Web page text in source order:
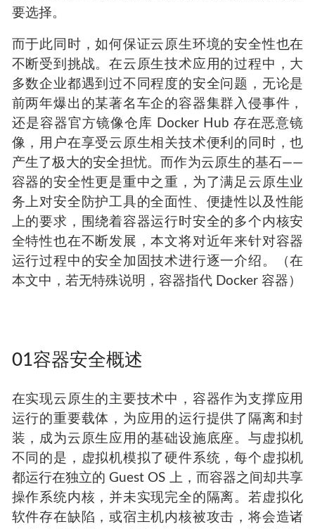
要选择。
而于此同时，如何保证云原生环境的安全性也在
不断受到挑战。在云原生技术应用的过程中，大
多数企业都遇到过不同程度的安全问题，无论是
前两年爆出的某著名车企的容器集群入侵事件，
还是容器官方镜像仓库 Docker Hub 存在恶意镜
像，用户在享受云原生相关技术便利的同时，也
产生了极大的安全担忧。而作为云原生的基石——
容器的安全性更是重中之重，为了满足云原生业
务上对安全防护工具的全面性、便捷性以及性能
上的要求，围绕着容器运行时安全的多个内核安
全特性也在不断发展，本文将对近年来针对容器
运行过程中的安全加固技术进行逐一介绍。（在
本文中，若无特殊说明，容器指代 Docker 容器）
01容器安全概述
在实现云原生的主要技术中，容器作为支撑应用
运行的重要载体，为应用的运行提供了隔离和封
装，成为云原生应用的基础设施底座。与虚拟机
不同的是，虚拟机模拟了硬件系统，每个虚拟机
都运行在独立的 Guest OS 上，而容器之间却共享
操作系统内核，并未实现完全的隔离。若虚拟化
软件存在缺陷，或宿主机内核被攻击，将会造诸